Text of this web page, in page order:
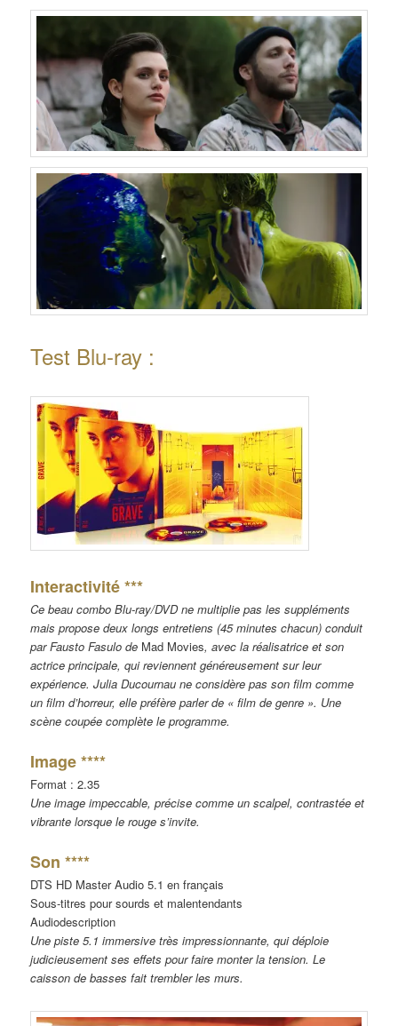
Test Blu-ray :
Interactivité ***
Ce beau combo Blu-ray/DVD ne multiplie pas les suppléments
mais propose deux longs entretiens (45 minutes chacun) conduit
par Fausto Fasulo de Mad Movies, avec la réalisatrice et son
actrice principale, qui reviennent généreusement sur leur
expérience. Julia Ducournau ne considère pas son film comme
un film d’horreur, elle préfère parler de « film de genre ». Une
scène coupée complète le programme.
Image ****
Format : 2.35
Une image impeccable, précise comme un scalpel, contrastée et
vibrante lorsque le rouge s’invite.
Son ****
DTS HD Master Audio 5.1 en français
Sous-titres pour sourds et malentendants
Audiodescription
Une piste 5.1 immersive très impressionnante, qui déploie
judicieusement ses effets pour faire monter la tension. Le
caisson de basses fait trembler les murs.